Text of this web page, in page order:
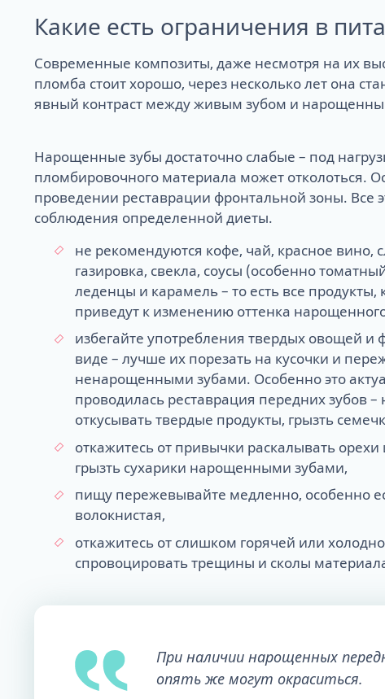
Какие есть ограничения в
Современные композиты, даже несмотря на их
пломба стоит хорошо, через несколько лет она
явный контраст между живым зубом и
Нарощенные зубы достаточно слабые – под
пломбировочного материала может отколоться.
проведении реставрации фронтальной зоны. Все
соблюдения определенной диеты.
не рекомендуются кофе, чай, красное вино,
газировка, свекла, соусы (особенно
леденцы и карамель – то есть все
приведут к изменению оттенка
избегайте употребления твердых овощей и
виде – лучше их порезать на кусочки и
ненарощенными зубами. Особенно это
проводилась реставрация передних зубов –
откусывать твердые продукты, грызть
откажитесь от привычки раскалывать
грызть сухарики нарощенными зубами,
пищу пережевывайте медленно, особенно
волокнистая,
откажитесь от слишком горячей или
спровоцировать трещины и сколы
При наличии нарощенных
опять же могут окраситься.